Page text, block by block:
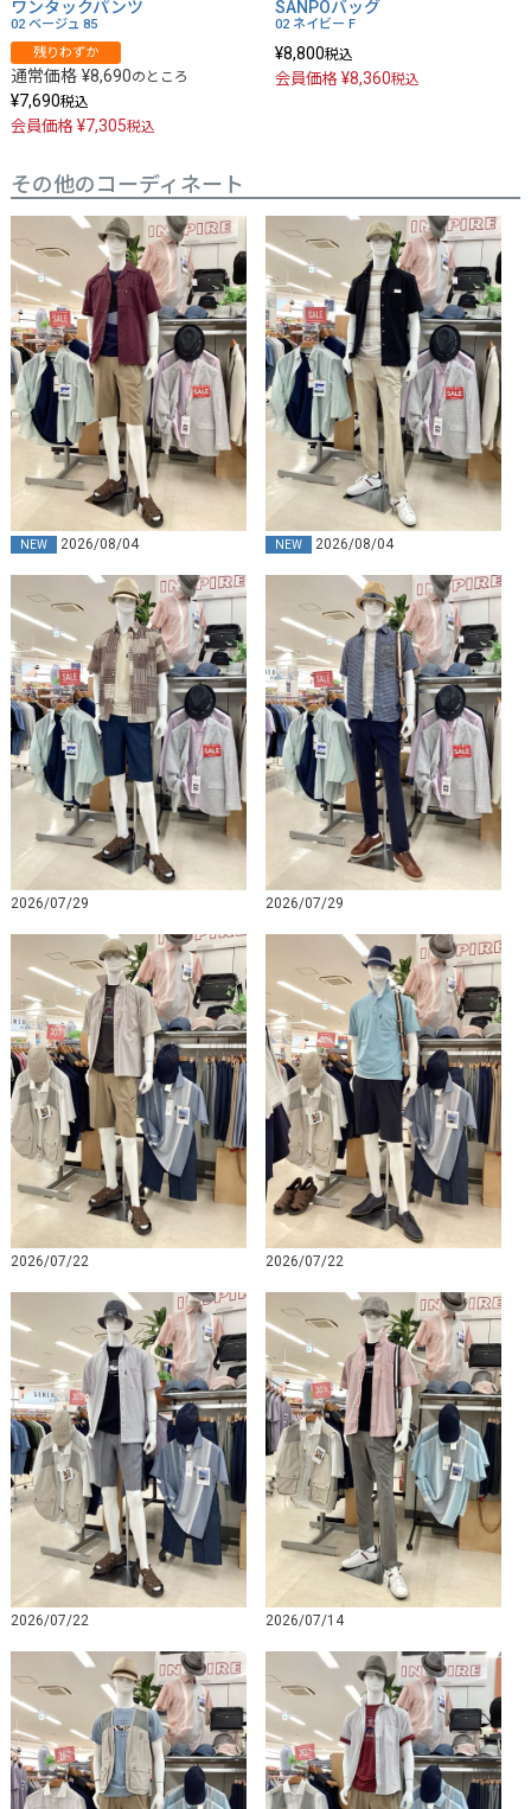
ワンタックパンツ
02 ベージュ 85
残りわずか
通常価格 ¥8,690のところ
¥7,690税込
会員価格 ¥7,305税込
SANPOバッグ
02 ネイビー F
¥8,800税込
会員価格 ¥8,360税込
その他のコーディネート
NEW 2026/08/04 NEW 2026/08/04
2026/07/29 2026/07/29
2026/07/22 2026/07/22
2026/07/22 2026/07/14